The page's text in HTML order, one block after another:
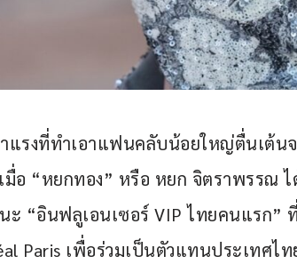
แรงที่ทำเอาแฟนคลับน้อยใหญ่ตื่นเต้น
มื่อ “หยกทอง” หรือ หยก จิตราพรรณ
ะ “อินฟลูเอนเซอร์ VIP ไทยคนแรก”
Paris เพื่อร่วมเป็นตัวแทนประเทศไ